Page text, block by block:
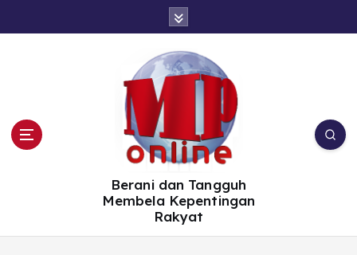
Berani dan Tangguh
Membela Kepentingan
Rakyat